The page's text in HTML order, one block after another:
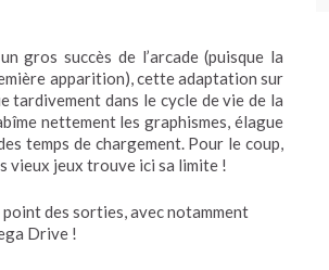
gros succès de l’arcade (puisque la
apparition), cette adaptation sur
tardivement dans le cycle de vie de la
nettement les graphismes, élague
temps de chargement. Pour le coup,
vieux jeux trouve ici sa limite !
des sorties, avec notamment
Drive !